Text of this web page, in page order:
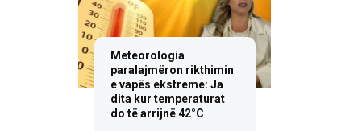
Meteorologia
paralajmëron rikthimin
e vapës ekstreme: Ja
dita kur temperaturat
do të arrijnë 42°C